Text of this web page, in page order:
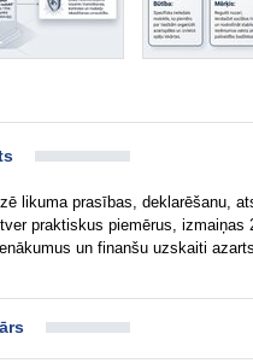
likuma prasības, deklarēšanu,
praktiskus piemērus,
un finanšu uzskaiti